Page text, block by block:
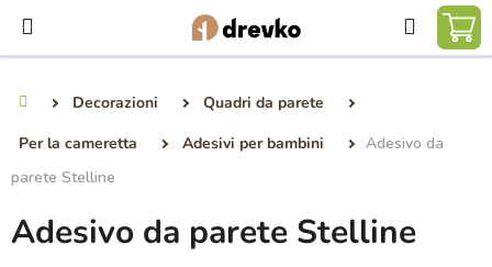
contenuto
Ricerca
Decorazioni
Quadri da parete
Per la cameretta
Adesivi per bambini
Adesivo da
parete Stelline
Adesivo da parete Stelline